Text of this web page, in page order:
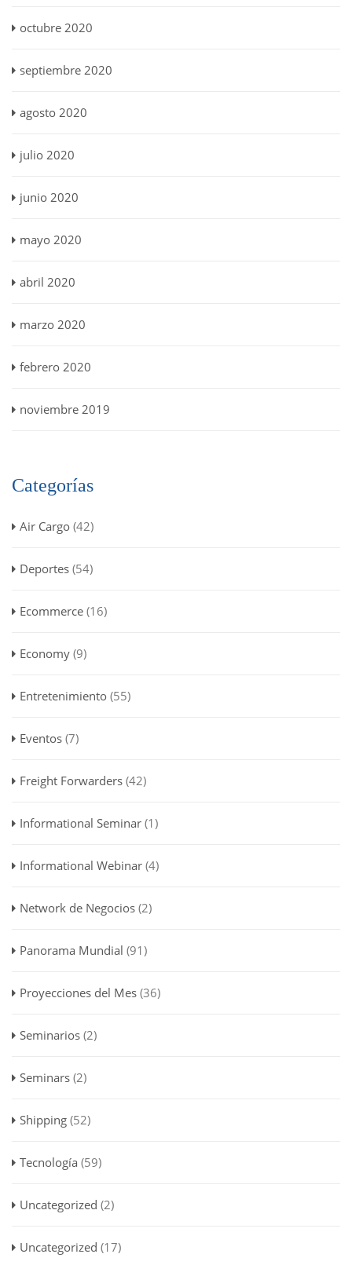
octubre 2020
septiembre 2020
agosto 2020
julio 2020
junio 2020
mayo 2020
abril 2020
marzo 2020
febrero 2020
noviembre 2019
Categorías
Air Cargo (42)
Deportes (54)
Ecommerce (16)
Economy (9)
Entretenimiento (55)
Eventos (7)
Freight Forwarders (42)
Informational Seminar (1)
Informational Webinar (4)
Network de Negocios (2)
Panorama Mundial (91)
Proyecciones del Mes (36)
Seminarios (2)
Seminars (2)
Shipping (52)
Tecnología (59)
Uncategorized (2)
Uncategorized (17)